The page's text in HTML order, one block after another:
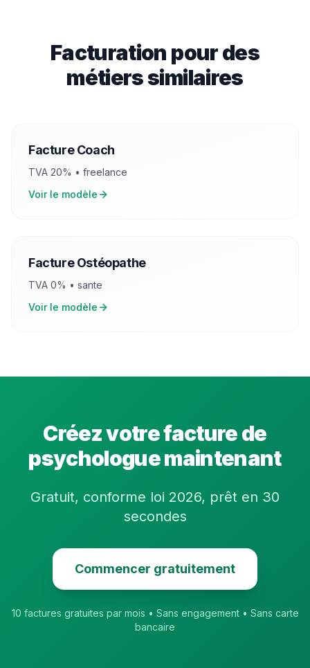
Facturation pour des
métiers similaires
FactureCoach
TVA 20% • freelance
Voir le modèle
FactureOstéopathe
TVA 0% • sante
Voir le modèle
Créez votre facture de
psychologuemaintenant
Gratuit, conforme loi 2026, prêt en 30
secondes
Commencer gratuitement
10 factures gratuites par mois • Sans engagement • Sans carte
bancaire